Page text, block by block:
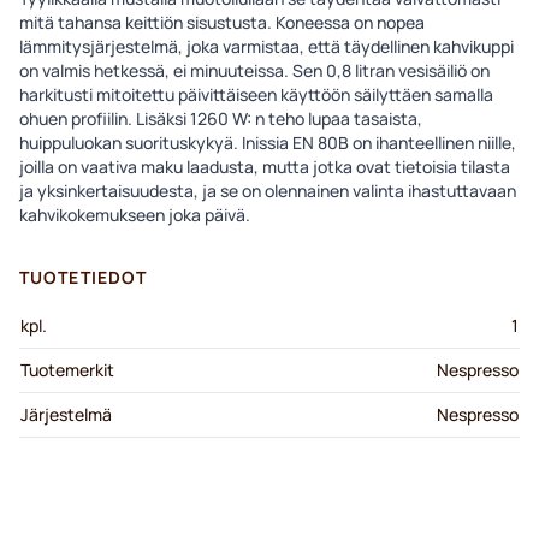
mitä tahansa keittiön sisustusta. Koneessa on nopea
lämmitysjärjestelmä, joka varmistaa, että täydellinen kahvikuppi
on valmis hetkessä, ei minuuteissa. Sen 0,8 litran vesisäiliö on
harkitusti mitoitettu päivittäiseen käyttöön säilyttäen samalla
ohuen profiilin. Lisäksi 1260 W: n teho lupaa tasaista,
huippuluokan suorituskykyä. Inissia EN 80B on ihanteellinen niille,
joilla on vaativa maku laadusta, mutta jotka ovat tietoisia tilasta
ja yksinkertaisuudesta, ja se on olennainen valinta ihastuttavaan
kahvikokemukseen joka päivä.
TUOTETIEDOT
kpl.
1
Tuotemerkit
Nespresso
Järjestelmä
Nespresso